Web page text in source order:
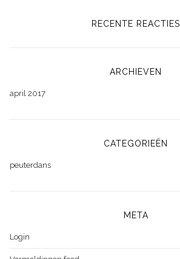
RECENTE REACTIES
ARCHIEVEN
april 2017
CATEGORIEËN
peuterdans
META
Login